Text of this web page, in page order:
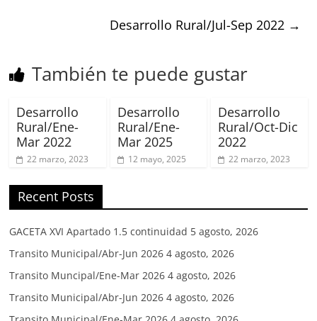
Desarrollo Rural/Jul-Sep 2022 →
También te puede gustar
Desarrollo
Rural/Ene-
Mar 2022
22 marzo, 2023
Desarrollo
Rural/Ene-
Mar 2025
12 mayo, 2025
Desarrollo
Rural/Oct-Dic
2022
22 marzo, 2023
Recent Posts
GACETA XVI Apartado 1.5 continuidad 5 agosto, 2026
Transito Municipal/Abr-Jun 2026 4 agosto, 2026
Transito Muncipal/Ene-Mar 2026 4 agosto, 2026
Transito Municipal/Abr-Jun 2026 4 agosto, 2026